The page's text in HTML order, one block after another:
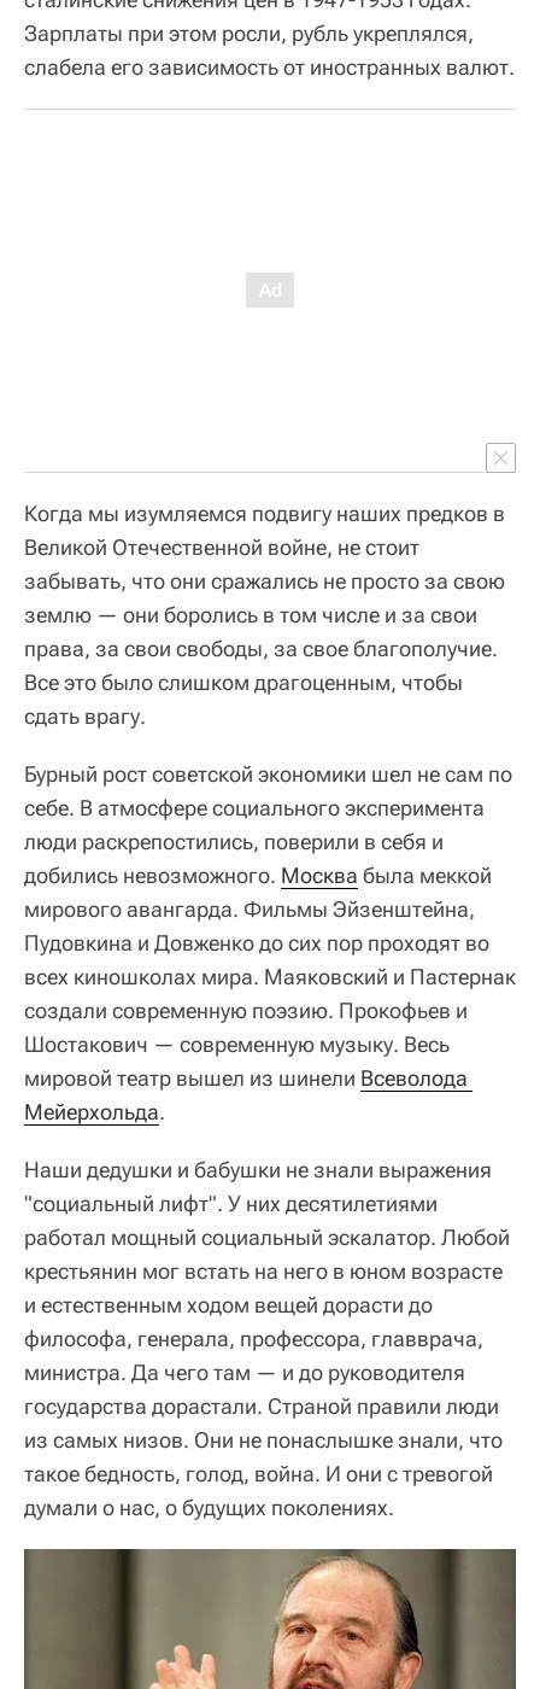
Зарплаты при этом росли, рубль укреплялся,
слабела его зависимость от иностранных валют.
Когда мы изумляемся подвигу наших предков в
Великой Отечественной войне, не стоит
забывать, что они сражались не просто за свою
землю — они боролись в том числе и за свои
права, за свои свободы, за свое благополучие.
Все это было слишком драгоценным, чтобы
сдать врагу.
Бурный рост советской экономики шел не сам по
себе. В атмосфере социального эксперимента
люди раскрепостились, поверили в себя и
добились невозможного. Москва была меккой
мирового авангарда. Фильмы Эйзенштейна,
Пудовкина и Довженко до сих пор проходят во
всех киношколах мира. Маяковский и Пастернак
создали современную поэзию. Прокофьев и
Шостакович — современную музыку. Весь
мировой театр вышел из шинели Всеволода
Мейерхольда.
Наши дедушки и бабушки не знали выражения
"социальный лифт". У них десятилетиями
работал мощный социальный эскалатор. Любой
крестьянин мог встать на него в юном возрасте
и естественным ходом вещей дорасти до
философа, генерала, профессора, главврача,
министра. Да чего там — и до руководителя
государства дорастали. Страной правили люди
из самых низов. Они не понаслышке знали, что
такое бедность, голод, война. И они с тревогой
думали о нас, о будущих поколениях.